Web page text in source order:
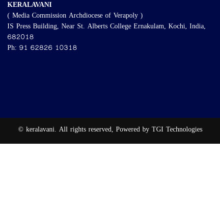
KERALAVANI
( Media Commission Archdiocese of Verapoly )
IS Press Building, Near St. Alberts College Ernakulam, Kochi, India,
682018
Ph: 91 62826 10318
© keralavani. All rights reserved, Powered by TGI Technologies